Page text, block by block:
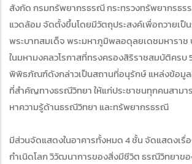
สังกัด กรมทรัพยากรธรณี กระทรวงทรัพยากรธร
แวดล้อม จัดตั้งขึ้นโดยมีวัตถุประสงค์เพื่อถวายเป็
พระบาทสมเด็จ พระมหาภูมิพลอดุลยเดชมหารา
ในมหามงคลวโรกาสที่ทรงครองสิริราชสมบัติครบ
พิพิธภัณฑ์ดังกล่าวเป็นสถานที่อนุรักษ์ แหล่งข้อมูล
ที่สำคัญทางธรณีวิทยา ให้แก่ประชาชนทุกคนสาม
หาความรู้ด้านธรณีวิทยา และทรัพยากรธรณี
มีส่วนจัดแสดงในอาคารทั้งหมด 4 ชั้น จัดแสดงเรื่
กำเนิดโลก วิวัฒนาการของสิ่งมีชีวิต ธรณีวิทยาข